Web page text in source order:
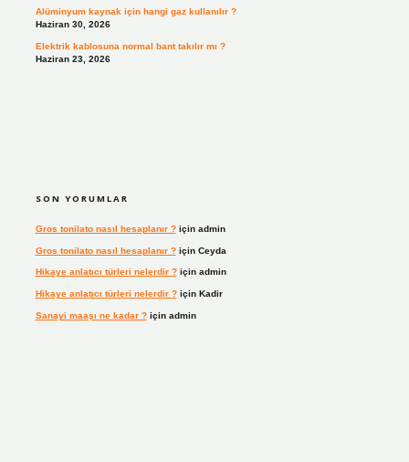
Alüminyum kaynak için hangi gaz kullanılır ?
Haziran 30, 2026
Elektrik kablosuna normal bant takılır mı ?
Haziran 23, 2026
SON YORUMLAR
Gros tonilato nasıl hesaplanır ?için admin
Gros tonilato nasıl hesaplanır ?için Ceyda
Hikaye anlatıcı türleri nelerdir ?için admin
Hikaye anlatıcı türleri nelerdir ?için Kadir
Sanayi maaşı ne kadar ?için admin